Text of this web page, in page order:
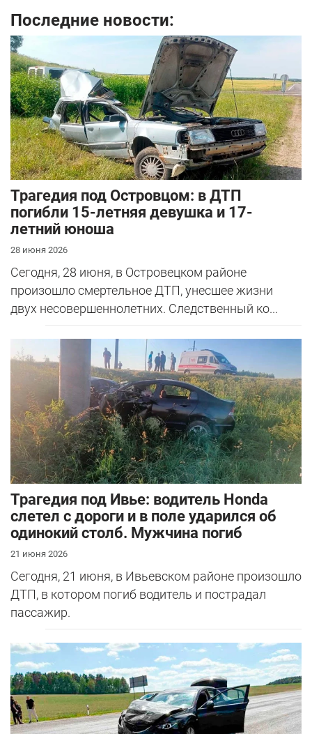
Последние новости:
Трагедия под Островцом: в ДТП
погибли 15-летняя девушка и 17-
летний юноша
28 июня 2026
Сегодня, 28 июня, в Островецком районе
произошло смертельное ДТП, унесшее жизни
двух несовершеннолетних. Следственный ко...
Трагедия под Ивье: водитель Honda
слетел с дороги и в поле ударился об
одинокий столб. Мужчина погиб
21 июня 2026
Сегодня, 21 июня, в Ивьевском районе произошло
ДТП, в котором погиб водитель и пострадал
пассажир.